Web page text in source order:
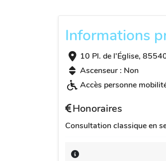
Informations
10 Pl. de l'Église,
Ascenseur : Non
Accès personne
Honoraires
Consultation classique en